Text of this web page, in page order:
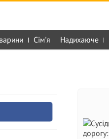
Сім'я Надихаюче